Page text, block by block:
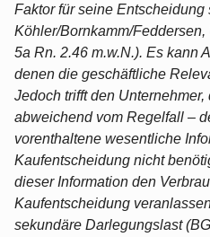
Faktor für seine Entscheidung
Köhler/Bornkamm/
5a Rn. 2.46 m.w.N.). Es kann
denen die geschäftliche
Jedoch trifft den
abweichend vom Regelfall –
vorenthaltene wesentliche
Kaufentscheidung nicht
dieser Information den
Kaufentscheidung
sekundäre Darlegungslast